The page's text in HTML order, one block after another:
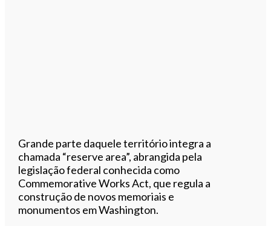
Grande parte daquele território integra a
chamada “reserve area”, abrangida pela
legislação federal conhecida como
Commemorative Works Act, que regula a
construção de novos memoriais e
monumentos em Washington.